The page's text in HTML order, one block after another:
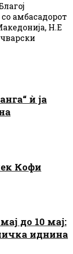
aмбасадорот
Н.Е
ѝ ја
Кофи
до 10 мај:
иднина